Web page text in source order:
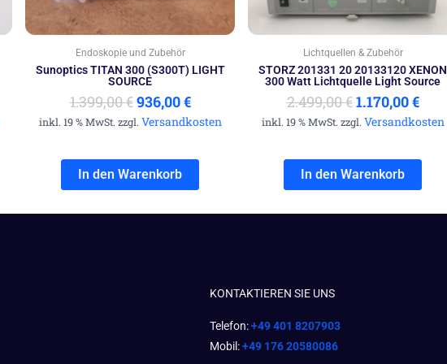
Endoskopie und Zubehör
Sunoptics TITAN 300 (S300T) LIGHT
SOURCE
1.399,00€936,00€
inkl. 19 % MwSt. zzgl. Versandkosten
In den Warenkorb
Lichtquellen & Zubehör
STORZ 201331 20 20133120 XENON
300 Watt Lichtquelle Light Source
2.499,00€1.170,00€
inkl. 19 % MwSt. zzgl. Versandkosten
In den Warenkorb
KONTAKTIEREN SIE UNS
Telefon:+49 401 8207903
Mobil:+49 176 20580086